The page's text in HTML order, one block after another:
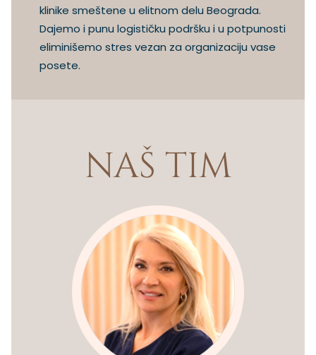
klinike smeštene u elitnom delu Beograda.
Dajemo i punu logističku podršku i u potpunosti
eliminišemo stres vezan za organizaciju vase
posete.
NAŠ TIM